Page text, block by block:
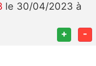
le 30/04/2023 à
+ -